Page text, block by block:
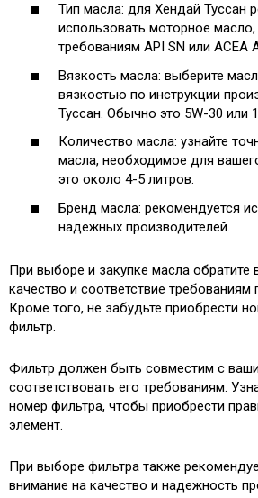
Тип масла: для Хендай Туссан
использовать моторное
требованиям API SN или ACEA
Вязкость масла: выберите
вязкостью по инструкции
Туссан. Обычно это 5W-30 или
Количество масла: узнайте
масла, необходимое для
это около 4-5 литров.
Бренд масла: рекомендуется
надежных производителей.
При выборе и закупке масла обратите
качество и соответствие требованиям
Кроме того, не забудьте приобрести
фильтр.
Фильтр должен быть совместим с
соответствовать его требованиям.
номер фильтра, чтобы приобрести
элемент.
При выборе фильтра также
внимание на качество и надежность